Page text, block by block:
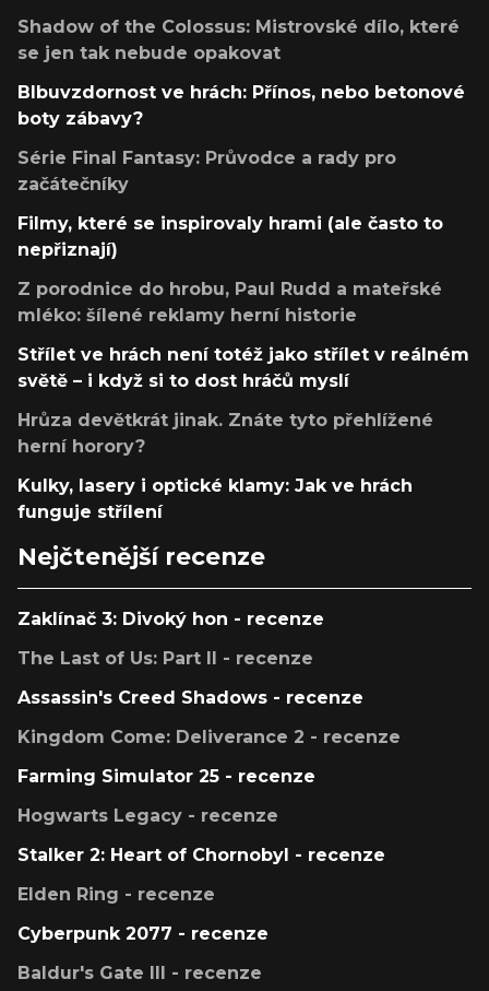
Shadow of the Colossus: Mistrovské dílo, které
se jen tak nebude opakovat
Blbuvzdornost ve hrách: Přínos, nebo betonové
boty zábavy?
Série Final Fantasy: Průvodce a rady pro
začátečníky
Filmy, které se inspirovaly hrami (ale často to
nepřiznají)
Z porodnice do hrobu, Paul Rudd a mateřské
mléko: šílené reklamy herní historie
Střílet ve hrách není totéž jako střílet v reálném
světě – i když si to dost hráčů myslí
Hrůza devětkrát jinak. Znáte tyto přehlížené
herní horory?
Kulky, lasery i optické klamy: Jak ve hrách
funguje střílení
Nejčtenější recenze
Zaklínač 3: Divoký hon - recenze
The Last of Us: Part II - recenze
Assassin's Creed Shadows - recenze
Kingdom Come: Deliverance 2 - recenze
Farming Simulator 25 - recenze
Hogwarts Legacy - recenze
Stalker 2: Heart of Chornobyl - recenze
Elden Ring - recenze
Cyberpunk 2077 - recenze
Baldur's Gate III - recenze